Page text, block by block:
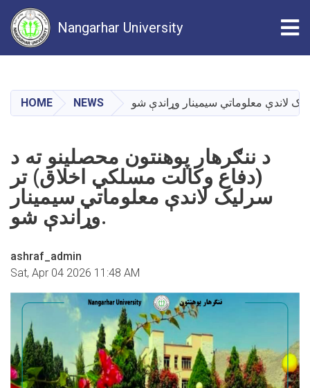
main
content
Nangarhar University
HOME NEWS
د ننګرهار پوهنتون محصلینو ته د
(دفاع وکالت مسلکي اخلاق) تر
سرلیک لاندې معلوماتي سيمینار
وړاندې شو.
ashraf_admin
Sat, Apr 04 2026 11:48 AM